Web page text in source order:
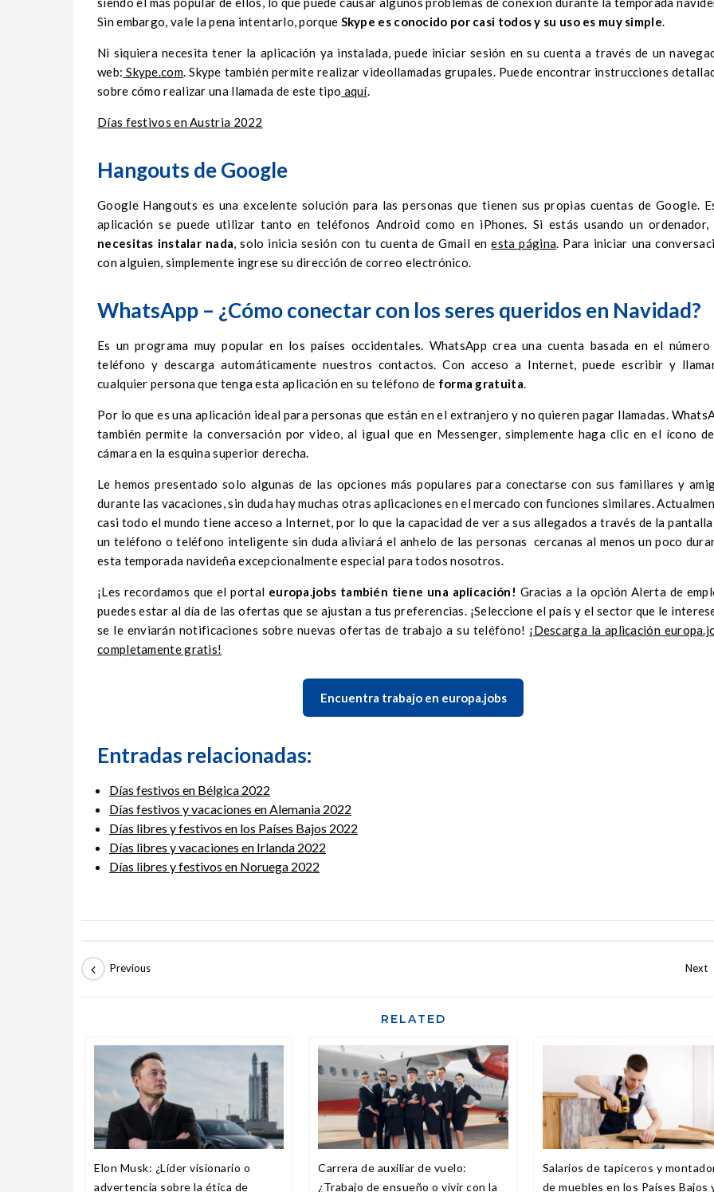
Sin embargo, vale la pena intentarlo, porque Skype es conocido por casi todos y su uso es muy simple.
Ni siquiera necesita tener la aplicación ya instalada, puede iniciar sesión en su cuenta a través de un
web: Skype.com. Skype también permite realizar videollamadas grupales. Puede encontrar instrucciones
sobre cómo realizar una llamada de este tipo aquí.
Días festivos en Austria 2022
Hangouts de Google
Google Hangouts es una excelente solución para las personas que tienen sus propias cuentas de Google.
aplicación se puede utilizar tanto en teléfonos Android como en iPhones. Si estás usando un ordenador,
necesitas instalar nada, solo inicia sesión con tu cuenta de Gmail enesta página. Para iniciar una
con alguien, simplemente ingrese su dirección de correo electrónico.
WhatsApp – ¿Cómo conectar con los seres queridos en Navidad?
Es un programa muy popular en los países occidentales. WhatsApp crea una cuenta basada en el número
teléfono y descarga automáticamente nuestros contactos. Con acceso a Internet, puede escribir y
cualquier persona que tenga esta aplicación en su teléfono de forma gratuita.
Por lo que es una aplicación ideal para personas que están en el extranjero y no quieren pagar llamadas.
también permite la conversación por video, al igual que en Messenger, simplemente haga clic en el ícono
cámara en la esquina superior derecha.
Le hemos presentado solo algunas de las opciones más populares para conectarse con sus familiares y
durante las vacaciones, sin duda hay muchas otras aplicaciones en el mercado con funciones similares.
casi todo el mundo tiene acceso a Internet, por lo que la capacidad de ver a sus allegados a través de la
un teléfono o teléfono inteligente sin duda aliviará el anhelo de las personas cercanas al menos un poco
esta temporada navideña excepcionalmente especial para todos nosotros.
¡Les recordamos que el portal europa.jobs también tiene una aplicación! Gracias a la opción Alerta de
puedes estar al día de las ofertas que se ajustan a tus preferencias. ¡Seleccione el país y el sector que le
se le enviarán notificaciones sobre nuevas ofertas de trabajo a su teléfono! ¡Descarga la aplicación
completamente gratis!
Encuentra trabajo en europa.jobs
Entradas relacionadas:
Días festivos en Bélgica 2022
Días festivos y vacaciones en Alemania 2022
Días libres y festivos en los Países Bajos 2022
Días libres y vacaciones en Irlanda 2022
Días libres y festivos en Noruega 2022
RELATED
Elon Musk: ¿Líder visionario o
advertencia sobre la ética de
Carrera de auxiliar de vuelo:
¿Trabajo de ensueño o vivir con la
Salarios de tapiceros y
de muebles en los Países Bajos